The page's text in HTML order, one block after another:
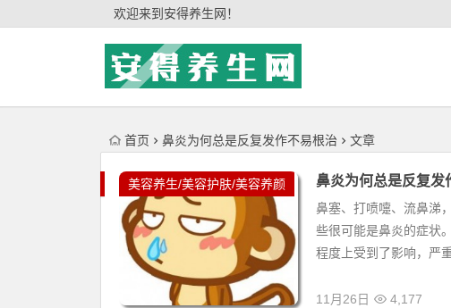
欢迎来到安得养生网！
首页 鼻炎为何总是反复发作不易根治 文章
美容养生/美容护肤/美容养颜 鼻炎为何总是反复发
鼻塞、打喷嚏、流鼻涕
些很可能是鼻炎的症状
程度上受到了影响，严
11月26日 4,177